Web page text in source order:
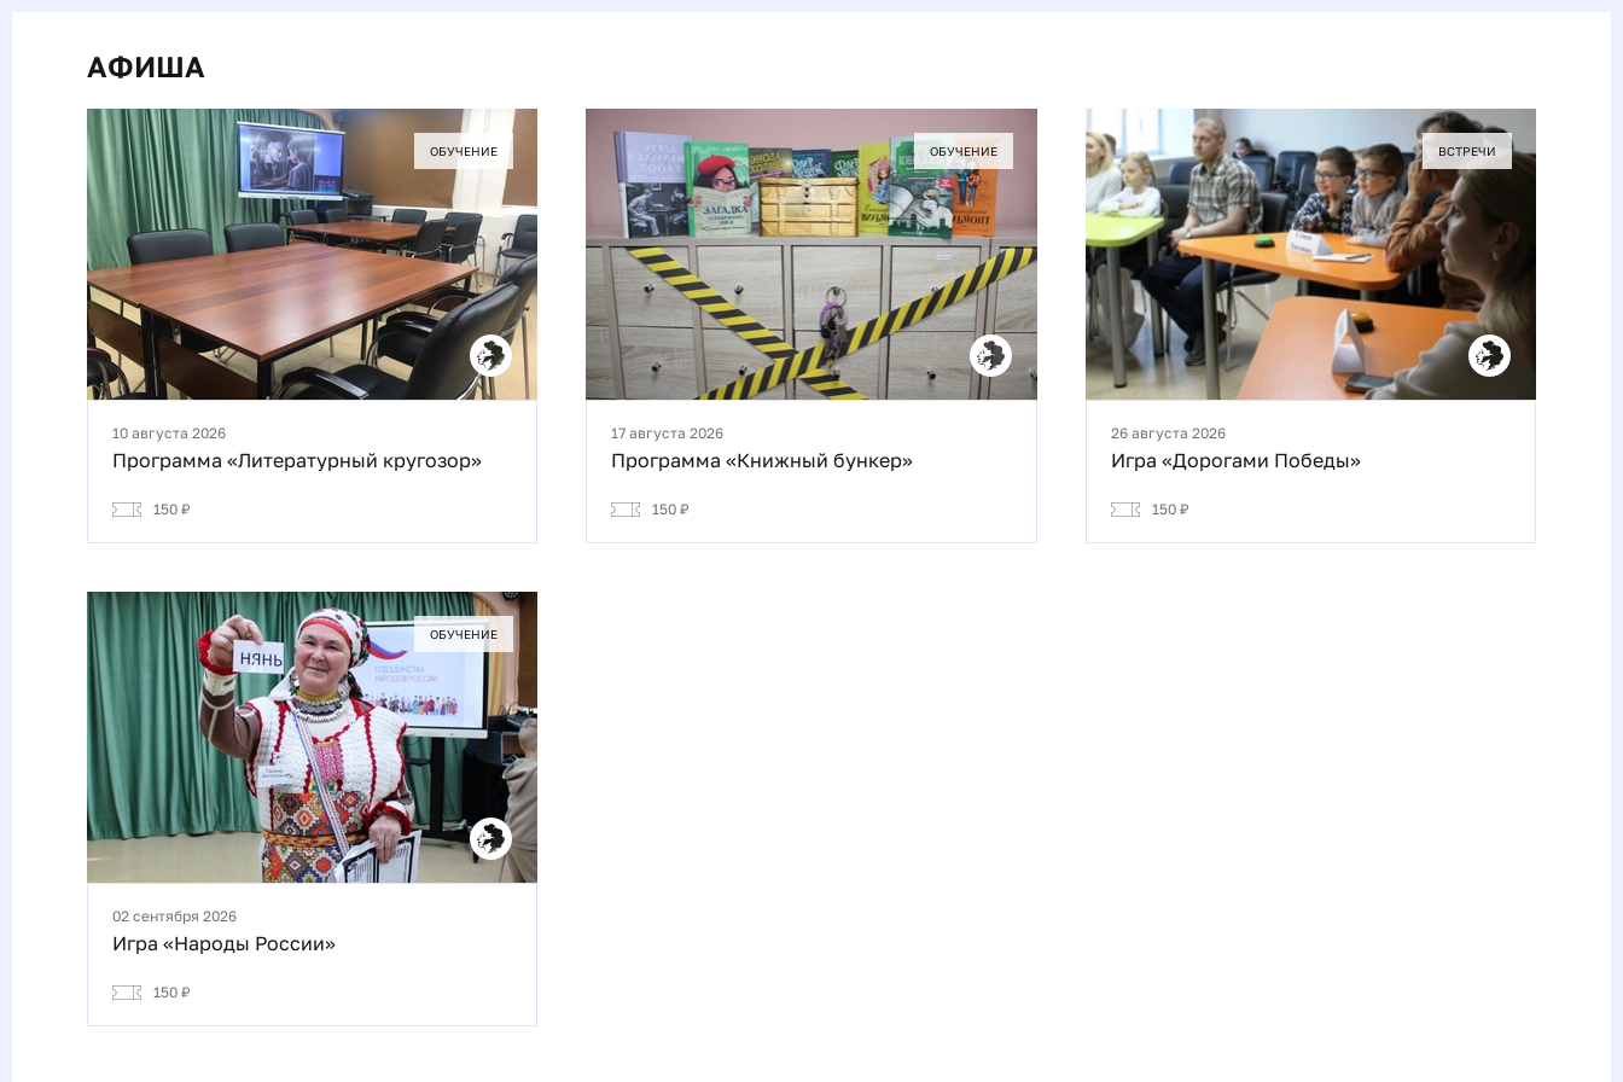
АФИША
ОБУЧЕНИЕ
10 августа 2026
Программа «Литературный кругозор»
150 ₽
ОБУЧЕНИЕ
17 августа 2026
Программа «Книжный бункер»
150 ₽
ВСТРЕЧИ
26 августа 2026
Игра «Дорогами Победы»
150 ₽
ОБУЧЕНИЕ
02 сентября 2026
Игра «Народы России»
150 ₽